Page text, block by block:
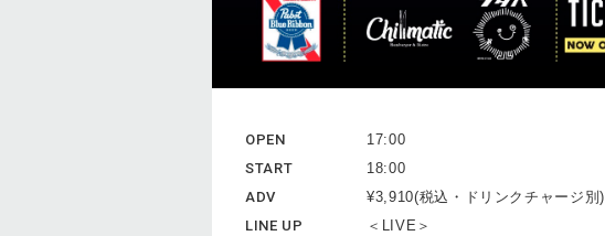
OPEN
17:00
START
18:00
ADV
¥3,910(税込・ドリンクチャージ別)
LINE UP
＜LIVE＞